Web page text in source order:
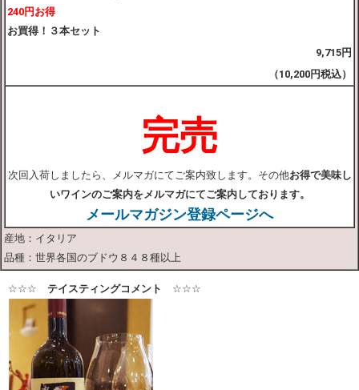
240円お得
お買得！３本セット
9,715円
（10,200円税込）
完売
次回入荷しましたら、メルマガにてご案内致します。その他お得で美味し
いワインのご案内をメルマガにてご案内しております。
メールマガジン登録ページへ
産地：イタリア
品種：世界各国のブドウ８４８種以上
☆☆☆ テイスティングコメント ☆☆☆